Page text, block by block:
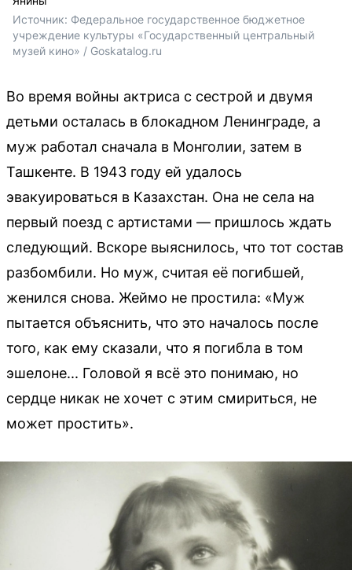
Источник: Федеральное государственное бюджетное
учреждение культуры «Государственный центральный
музей кино» / Goskatalog.ru
Во время войны актриса с сестрой и двумя
детьми осталась в блокадном Ленинграде, а
муж работал сначала в Монголии, затем в
Ташкенте. В 1943 году ей удалось
эвакуироваться в Казахстан. Она не села на
первый поезд с артистами — пришлось ждать
следующий. Вскоре выяснилось, что тот состав
разбомбили. Но муж, считая её погибшей,
женился снова. Жеймо не простила: «Муж
пытается объяснить, что это началось после
того, как ему сказали, что я погибла в том
эшелоне... Головой я всё это понимаю, но
сердце никак не хочет с этим смириться, не
может простить».